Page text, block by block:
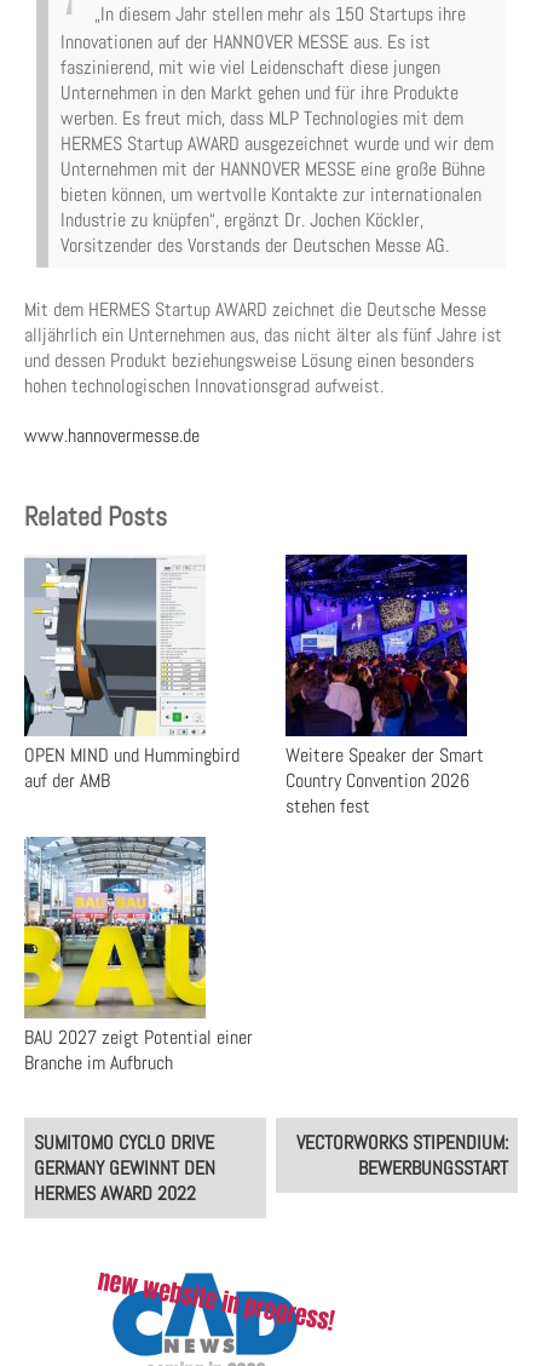
„In diesem Jahr stellen mehr als 150 Startups ihre
Innovationen auf der HANNOVER MESSE aus. Es ist
faszinierend, mit wie viel Leidenschaft diese jungen
Unternehmen in den Markt gehen und für ihre Produkte
werben. Es freut mich, dass MLP Technologies mit dem
HERMES Startup AWARD ausgezeichnet wurde und wir dem
Unternehmen mit der HANNOVER MESSE eine große Bühne
bieten können, um wertvolle Kontakte zur internationalen
Industrie zu knüpfen“, ergänzt Dr. Jochen Köckler,
Vorsitzender des Vorstands der Deutschen Messe AG.
Mit dem HERMES Startup AWARD zeichnet die Deutsche Messe
alljährlich ein Unternehmen aus, das nicht älter als fünf Jahre ist
und dessen Produkt beziehungsweise Lösung einen besonders
hohen technologischen Innovationsgrad aufweist.
www.hannovermesse.de
Related Posts
OPEN MIND und Hummingbird
auf der AMB
Weitere Speaker der Smart
Country Convention 2026
stehen fest
BAU 2027 zeigt Potential einer
Branche im Aufbruch
Post
navigation
SUMITOMO CYCLO DRIVE
GERMANY GEWINNT DEN
HERMES AWARD 2022
VECTORWORKS STIPENDIUM:
BEWERBUNGSSTART